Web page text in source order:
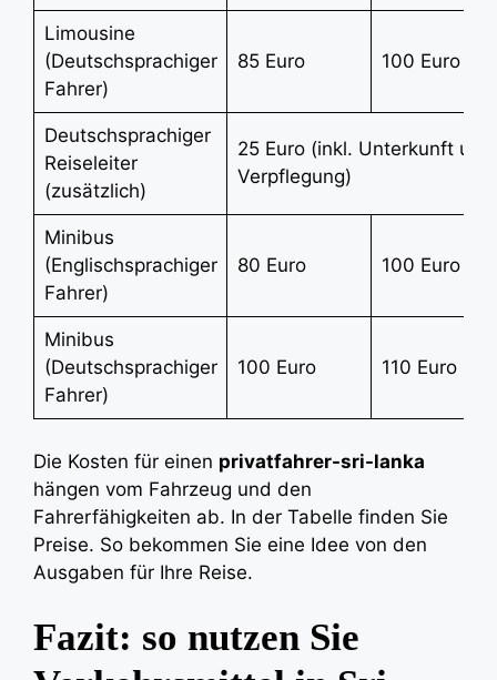
Limousine
(Deutschsprachiger
Fahrer)
85 Euro 100 Euro
Deutschsprachiger
Reiseleiter
(zusätzlich)
25 Euro (inkl. Unterkunft und
Verpflegung)
Minibus
(Englischsprachiger
Fahrer)
80 Euro 100 Euro
Minibus
(Deutschsprachiger
Fahrer)
100 Euro 110 Euro
Die Kosten für einen privatfahrer-sri-lanka
hängen vom Fahrzeug und den
Fahrerfähigkeiten ab. In der Tabelle finden Sie
Preise. So bekommen Sie eine Idee von den
Ausgaben für Ihre Reise.
Fazit: so nutzen Sie